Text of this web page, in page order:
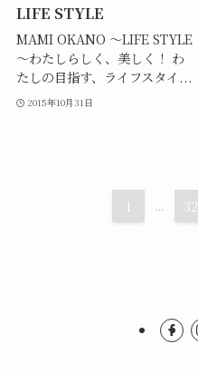
LIFE STYLE
MAMI OKANO 〜LIFE STYLE
〜わたしらしく、美しく！ わ
たしの目指す、ライフスタイ...
2015年10月31日
1 ... 32